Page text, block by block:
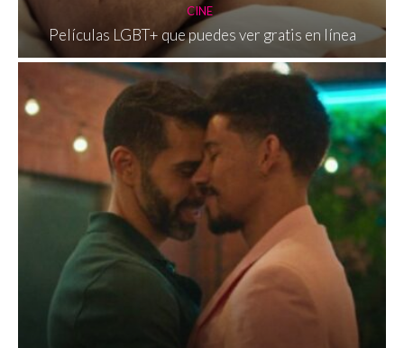
CINE
Películas LGBT+ que puedes ver gratis en línea